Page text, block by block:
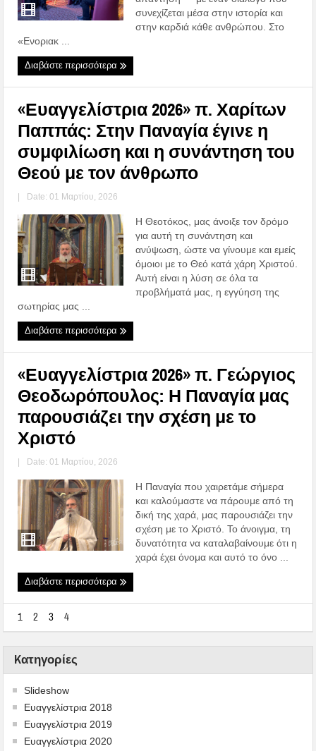
συνεχίζεται μέσα στην ιστορία και
στην καρδιά κάθε ανθρώπου. Στο
«Ενοριακ ...
Διαβάστε περισσότερα
«Ευαγγελίστρια 2026» π. Χαρίτων
Παππάς: Στην Παναγία έγινε η
συμφιλίωση και η συνάντηση του
Θεού με τον άνθρωπο
| Date: 01 Μαρτίου, 2026
Η Θεοτόκος, μας άνοιξε τον δρόμο
για αυτή τη συνάντηση και
ανύψωση, ώστε να γίνουμε και εμείς
όμοιοι με το Θεό κατά χάρη Χριστού.
Αυτή είναι η λύση σε όλα τα
προβλήματά μας, η εγγύηση της
σωτηρίας μας ...
Διαβάστε περισσότερα
«Ευαγγελίστρια 2026» π. Γεώργιος
Θεοδωρόπουλος: Η Παναγία μας
παρουσιάζει την σχέση με το
Χριστό
| Date: 01 Μαρτίου, 2026
Η Παναγία που χαιρετάμε σήμερα
και καλούμαστε να πάρουμε από τη
δική της χαρά, μας παρουσιάζει την
σχέση με το Χριστό. Το άνοιγμα, τη
δυνατότητα να καταλαβαίνουμε ότι η
χαρά έχει όνομα και αυτό το όνο ...
Διαβάστε περισσότερα
1 2 3 4
Kατηγορίες
Slideshow
Ευαγγελίστρια 2018
Ευαγγελίστρια 2019
Ευαγγελίστρια 2020